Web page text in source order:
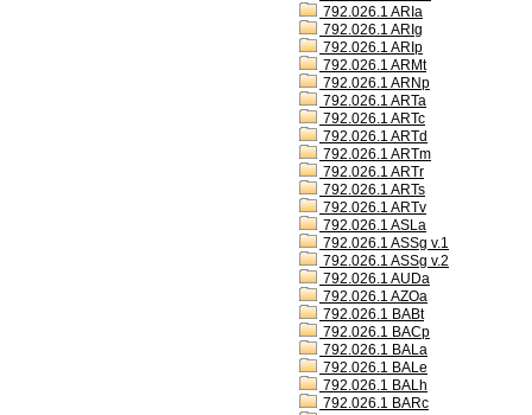
792.026.1 ARIa
792.026.1 ARIg
792.026.1 ARIp
792.026.1 ARMt
792.026.1 ARNp
792.026.1 ARTa
792.026.1 ARTc
792.026.1 ARTd
792.026.1 ARTm
792.026.1 ARTr
792.026.1 ARTs
792.026.1 ARTv
792.026.1 ASLa
792.026.1 ASSg v.1
792.026.1 ASSg v.2
792.026.1 AUDa
792.026.1 AZOa
792.026.1 BABt
792.026.1 BACp
792.026.1 BALa
792.026.1 BALe
792.026.1 BALh
792.026.1 BARc